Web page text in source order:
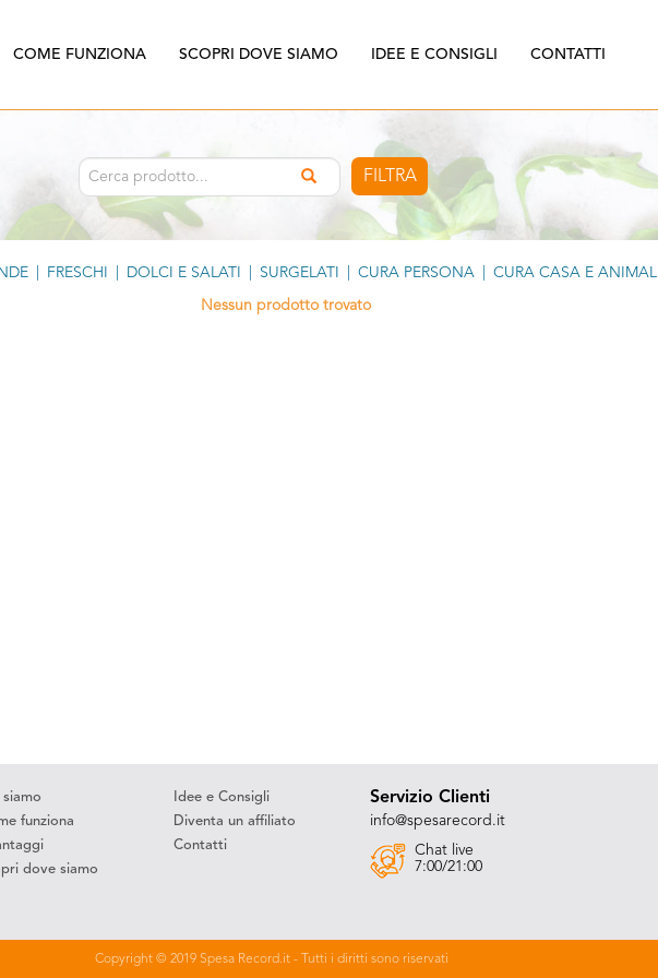
COME FUNZIONA SCOPRI DOVE SIAMO IDEE E CONSIGLI CONTATTI
FILTRA
FRESCHI DOLCI E SALATI SURGELATI CURA PERSONA CURA CASA E ANIMALI
Nessun prodotto trovato
siamo
funziona
dove siamo
Idee e Consigli
Diventa un affiliato
Contatti
Servizio Clienti
info@spesarecord.it
Chat live
7:00/21:00
Copyright © 2019 Spesa Record.it - Tutti i diritti sono riservati